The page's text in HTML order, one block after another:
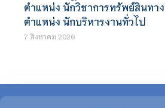
ตำแหน่ง นักวิชาการทรัพย์สินท
ตำแหน่ง นักบริหารงานทั่วไป
7 สิงหาคม 2026